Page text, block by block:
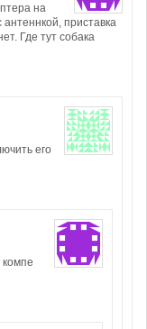
на
приставка
Где тут собака
его
компе